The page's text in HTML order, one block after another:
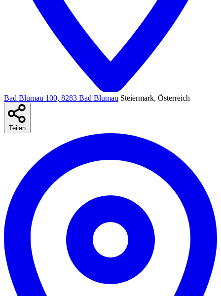
Bad Blumau 100, 8283 Bad Blumau Steiermark, Österreich
Teilen